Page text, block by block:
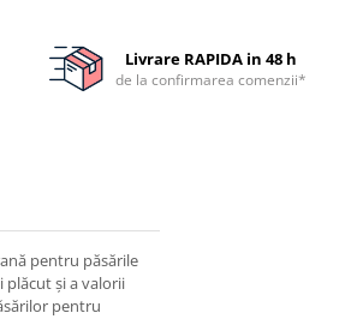
Livrare RAPIDA in 48 h
de la confirmarea comenzii*
pentru păsările
plăcut și a valorii
pentru